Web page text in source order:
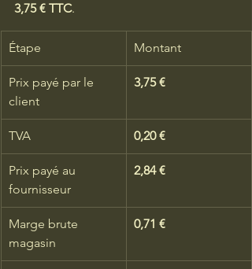
3,75 € TTC.
Étape Montant
Prix payé par le
client
3,75 €
TVA 0,20 €
Prix payé au
fournisseur
2,84 €
Marge brute
magasin
0,71 €